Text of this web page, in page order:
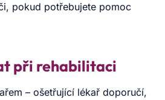
pokud potřebujete pomoc
při rehabilitaci
– ošetřující lékař doporučí,